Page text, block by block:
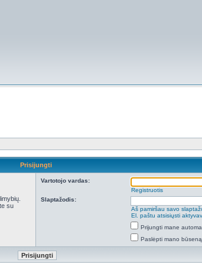
Prisijungti
su
Vartotojo vardas:
Registruotis
Slaptažodis:
Aš pamiršau savo
El. paštu atsisiųsti
Prijungti mane
Paslėpti mano